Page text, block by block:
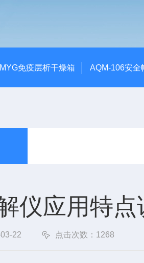
MYG免疫层析干燥箱 AQM-106安全
仪应用特点
22 点击次数：1268